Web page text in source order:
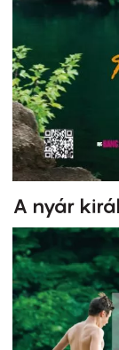
A nyár